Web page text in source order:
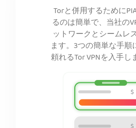
Torと併用するために
るのは簡単で、当社の
ットワークとシームレ
ます。3つの簡単な手順
頼れるTor VPNを入手し